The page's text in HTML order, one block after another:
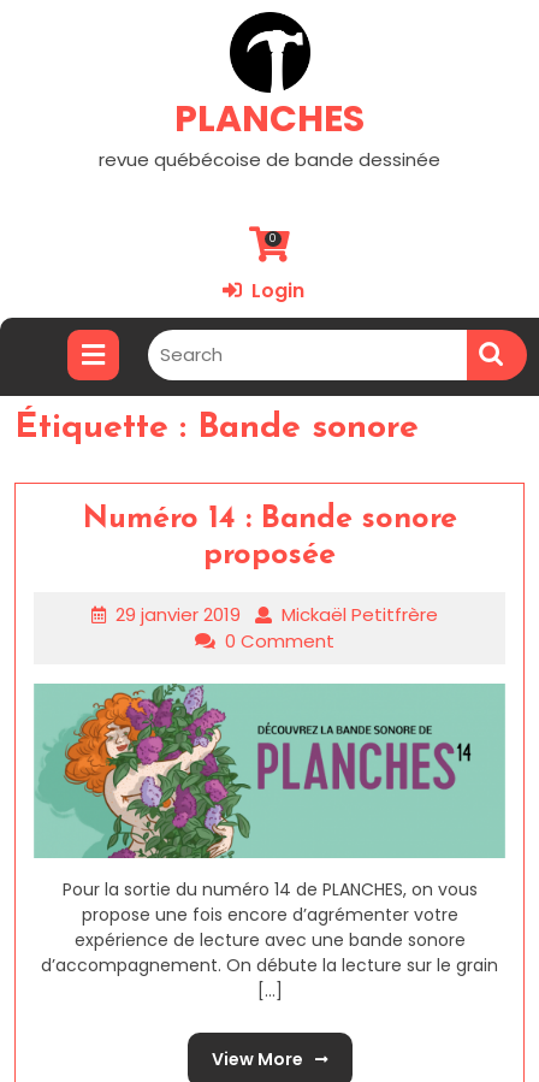
PLANCHES
revue québécoise de bande dessinée
0
Login
Étiquette : Bande sonore
Numéro 14 : Bande sonore
proposée
29 janvier 2019
Mickaël Petitfrère
0 Comment
Pour la sortie du numéro 14 de PLANCHES, on vous
propose une fois encore d’agrémenter votre
expérience de lecture avec une bande sonore
d’accompagnement. On débute la lecture sur le grain
[...]
View More